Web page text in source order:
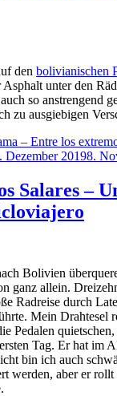
den bolivianischen
unter den
so anstrengend
zu ausgiebigen
– Entre los
Dezember 20198.
Salares –
Bolivien
ganz allein.
Radreise durch
Mein Drahtesel
Pedalen
Tag. Er hat im
bin ich auch
werden, aber er